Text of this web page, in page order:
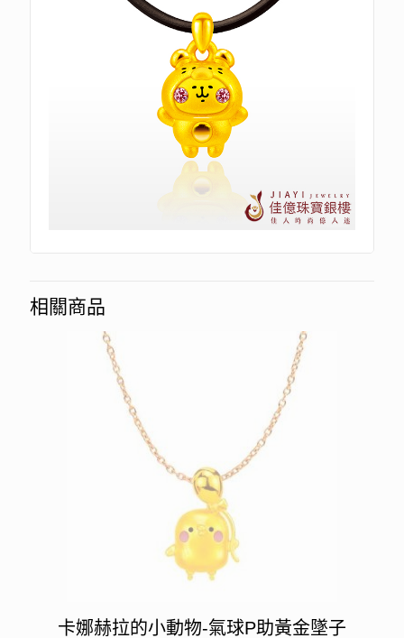
相關商品
卡娜赫拉的小動物-氣球P助黃金墜子